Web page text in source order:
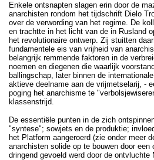
Enkele ontsnapten slagen erin door de
anarchisten rondom het tijdschrift Dielo
over de verwording van het regime. De
en trachtte in het licht van de in Rusland
het revolutionaire ontwerp. Zij stuitten
fundamentele eis van vrijheid van
belangrijk remmende faktoren in de
noemen en diegenen die waarlijk
ballingschap, later binnen de
aktieve deelname aan de vrijmetselarij, -
poging het anarchisme te
klassenstrijd.
De essentiële punten in de zich
"syntese"; sowjets en de produktie;
het Platform aangeroerd (zie onder meer
anarchisten solide op te bouwen door
dringend gevoeld werd door de